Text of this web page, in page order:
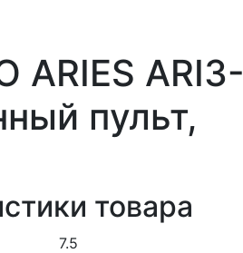
ARIES ARI3-
пульт,
товара
7.5